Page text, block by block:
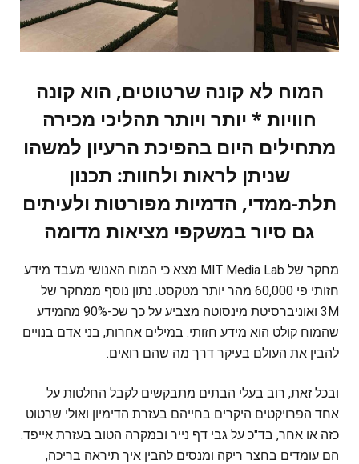
המוח לא קונה שרטוטים, הוא קונה
חוויות * יותר ויותר תהליכי מכירה
מתחילים היום בהפיכת הרעיון למשהו
שניתן לראות ולחוות: תכנון
תלת-ממדי, הדמיות מפורטות ולעיתים
גם סיור במשקפי מציאות מדומה
מחקר של MIT Media Lab מצא כי המוח האנושי מעבד מידע
חזותי פי 60,000 מהר יותר מטקסט. נתון נוסף ממחקר של
3M ואוניברסיטת מינסוטה מצביע על כך שכ-90% מהמידע
שהמוח קולט הוא מידע חזותי. במילים אחרות, בני אדם בנויים
להבין את העולם בעיקר דרך מה שהם רואים.
ובכל זאת, רוב בעלי הבתים מתבקשים לקבל החלטות על
אחד הפרויקטים היקרים בחייהם בעזרת הדימיון ואולי שרטוט
כזה או אחר, בד"כ על גבי דף נייר ובמקרה הטוב בעזרת אייפד.
הם עומדים בחצר ריקה ומנסים להבין איך תיראה בריכה,